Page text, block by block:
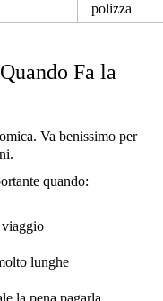
polizza
Fa la
Va benissimo per
quando:
viaggio
lunghe
la pena pagarla.